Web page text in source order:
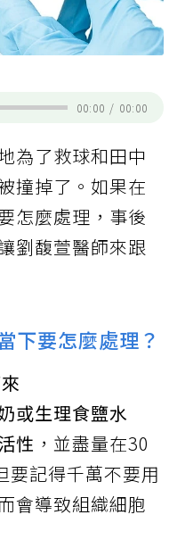
00:00 / 00:00
為了救球和田中
撞掉了。如果在
怎麼處理，事後
劉馥萱醫師來跟
下要怎麼處理？
或生理食鹽水
性 ，並盡量在30
要記得千萬不要用
會導致組織細胞